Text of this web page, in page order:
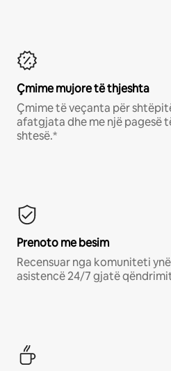
Çmime mujore të thjeshta
Çmime të veçanta për
afatgjata dhe me një pagesë
shtesë.*
Prenoto me besim
Recensuar nga komuniteti
asistencë 24/7 gjatë